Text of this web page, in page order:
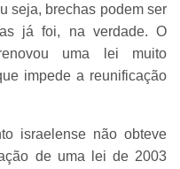
seja, brechas podem ser
já foi, na verdade. O
uma lei muito
impede a reunificação
israelense não obteve
de uma lei de 2003